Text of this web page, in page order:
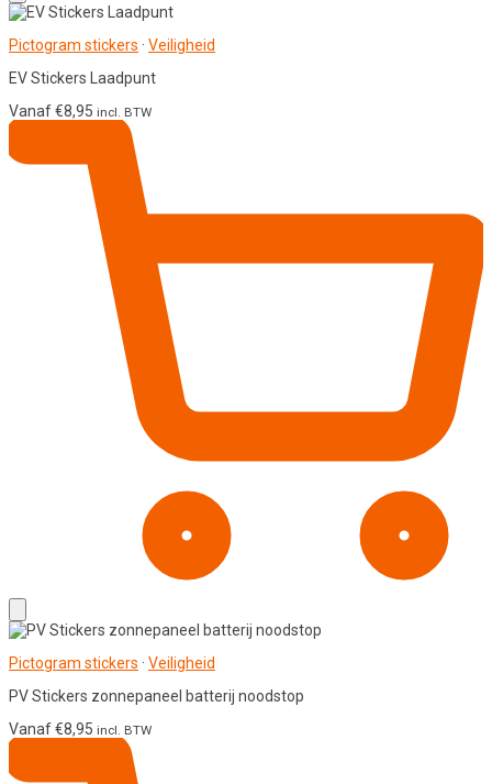
Pictogram stickers · Veiligheid
EV Stickers Laadpunt
Vanaf€8,95 incl. BTW
Pictogram stickers · Veiligheid
PV Stickers zonnepaneel batterij noodstop
Vanaf€8,95 incl. BTW